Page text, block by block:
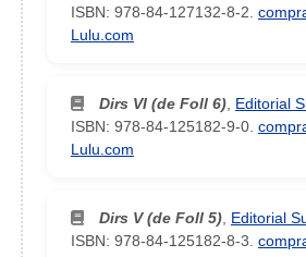
ISBN: 978-84-127132-8-2
Lulu.com
Dirs VI (de Foll 6) Editorial
ISBN: 978-84-125182-9-0
Lulu.com
Dirs V (de Foll 5) Editorial
ISBN: 978-84-125182-8-3